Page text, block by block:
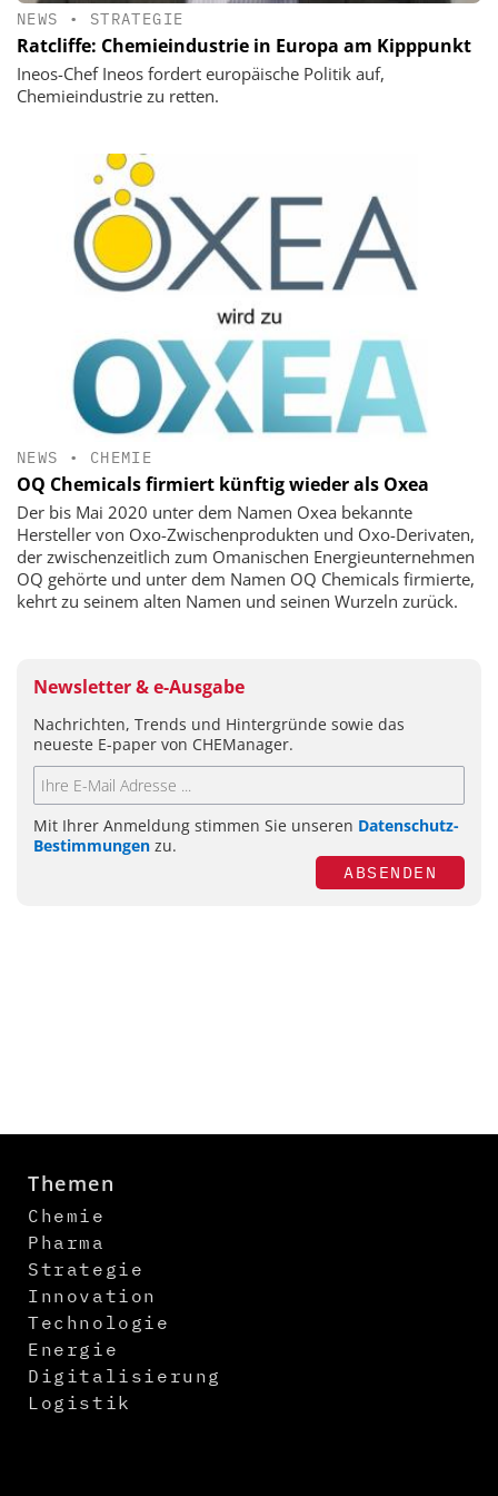
NEWS • STRATEGIE
Ratcliffe: Chemieindustrie in Europa am Kipppunkt
Ineos-Chef Ineos fordert europäische Politik auf,
Chemieindustrie zu retten.
NEWS • CHEMIE
OQ Chemicals firmiert künftig wieder als Oxea
Der bis Mai 2020 unter dem Namen Oxea bekannte
Hersteller von Oxo-Zwischenprodukten und Oxo-Derivaten,
der zwischenzeitlich zum Omanischen Energieunternehmen
OQ gehörte und unter dem Namen OQ Chemicals firmierte,
kehrt zu seinem alten Namen und seinen Wurzeln zurück.
Newsletter & e-Ausgabe
Nachrichten, Trends und Hintergründe sowie das
neueste E-paper von CHEManager.
Mit Ihrer Anmeldung stimmen Sie unseren Datenschutz-
Bestimmungen zu.
ABSENDEN
Themen
Chemie
Pharma
Strategie
Innovation
Technologie
Energie
Digitalisierung
Logistik